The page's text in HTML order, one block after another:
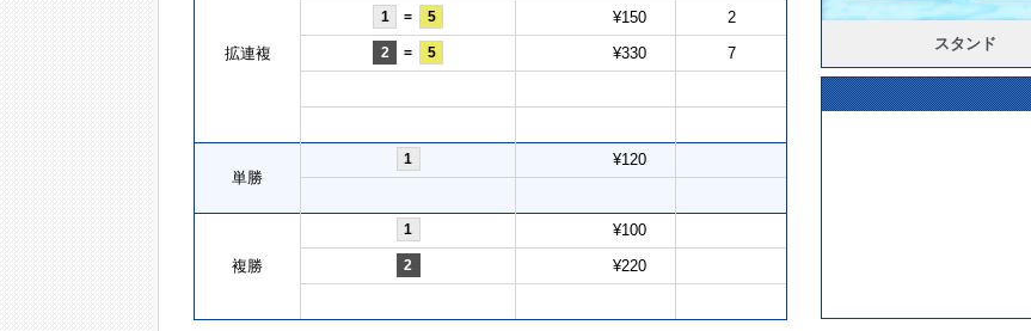
拡連複
1 = 5 ¥150 2
2 = 5 ¥330 7
単勝
1 ¥120
複勝
1 ¥100
2 ¥220
スタンド